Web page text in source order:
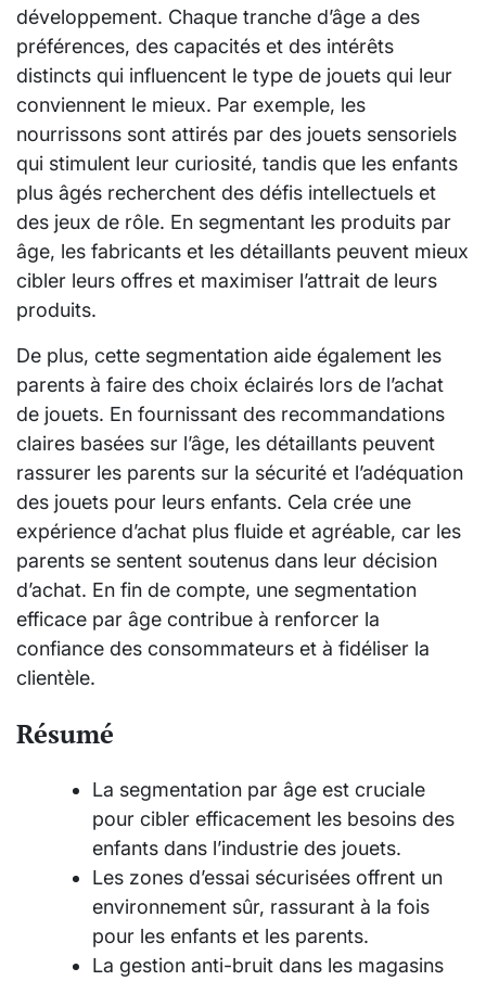
développement. Chaque tranche d’âge a des
préférences, des capacités et des intérêts
distincts qui influencent le type de jouets qui leur
conviennent le mieux. Par exemple, les
nourrissons sont attirés par des jouets sensoriels
qui stimulent leur curiosité, tandis que les enfants
plus âgés recherchent des défis intellectuels et
des jeux de rôle. En segmentant les produits par
âge, les fabricants et les détaillants peuvent mieux
cibler leurs offres et maximiser l’attrait de leurs
produits.
De plus, cette segmentation aide également les
parents à faire des choix éclairés lors de l’achat
de jouets. En fournissant des recommandations
claires basées sur l’âge, les détaillants peuvent
rassurer les parents sur la sécurité et l’adéquation
des jouets pour leurs enfants. Cela crée une
expérience d’achat plus fluide et agréable, car les
parents se sentent soutenus dans leur décision
d’achat. En fin de compte, une segmentation
efficace par âge contribue à renforcer la
confiance des consommateurs et à fidéliser la
clientèle.
Résumé
La segmentation par âge est cruciale
pour cibler efficacement les besoins des
enfants dans l’industrie des jouets.
Les zones d’essai sécurisées offrent un
environnement sûr, rassurant à la fois
pour les enfants et les parents.
La gestion anti-bruit dans les magasins